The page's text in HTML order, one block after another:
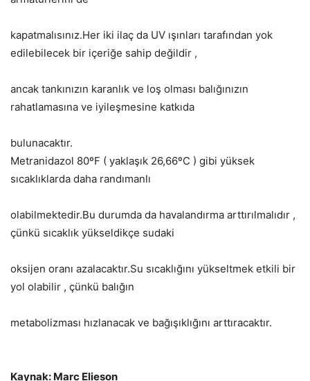
kapatmalısınız.Her iki ilaç da UV ışınları tarafından yok
edilebilecek bir içeriğe sahip değildir ,
ancak tankınızın karanlık ve loş olması balığınızın
rahatlamasına ve iyileşmesine katkıda
bulunacaktır.
Metranidazol 80ºF ( yaklaşık 26,66ºC ) gibi yüksek
sıcaklıklarda daha randımanlı
olabilmektedir.Bu durumda da havalandırma arttırılmalıdır ,
çünkü sıcaklık yükseldikçe sudaki
oksijen oranı azalacaktır.Su sıcaklığını yükseltmek etkili bir
yol olabilir , çünkü balığın
metabolizması hızlanacak ve bağışıklığını arttıracaktır.
Kaynak: Marc Elieson